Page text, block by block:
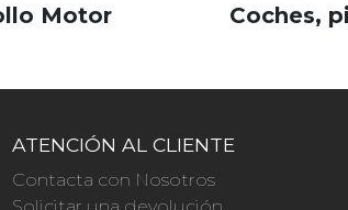
Motor Coches,
ATENCIÓN AL CLIENTE
Contacta con Nosotros